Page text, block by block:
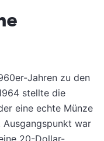
Jahren zu den
stellte die
eine echte Münze
Ausgangspunkt war
20-Dollar-